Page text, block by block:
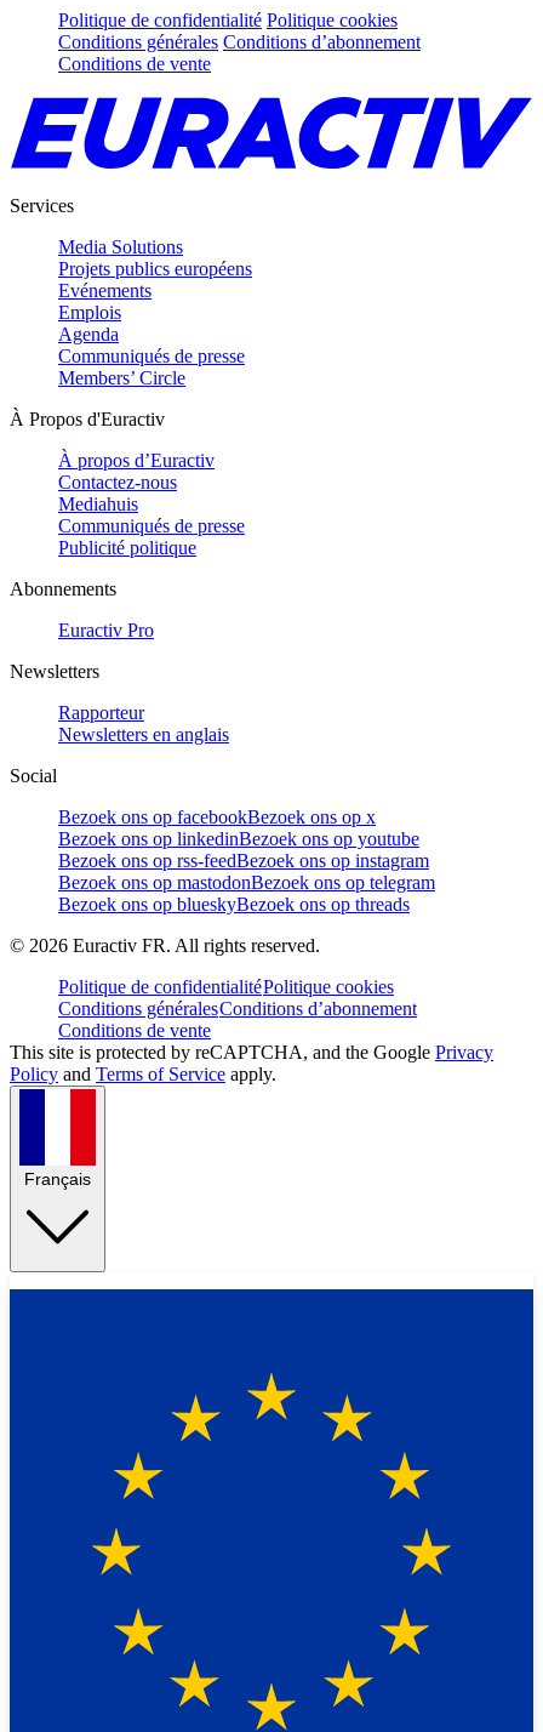
Politique de confidentialité Politique cookies
Conditions générales Conditions d’abonnement
Conditions de vente
Services
Media Solutions
Projets publics européens
Evénements
Emplois
Agenda
Communiqués de presse
Members’ Circle
À Propos d'Euractiv
À propos d’Euractiv
Contactez-nous
Mediahuis
Communiqués de presse
Publicité politique
Abonnements
Euractiv Pro
Newsletters
Rapporteur
Newsletters en anglais
Social
Bezoek ons op facebookBezoek ons op x
Bezoek ons op linkedinBezoek ons op youtube
Bezoek ons op rss-feedBezoek ons op instagram
Bezoek ons op mastodonBezoek ons op telegram
Bezoek ons op blueskyBezoek ons op threads
© 2026 Euractiv FR. All rights reserved.
Politique de confidentialitéPolitique cookies
Conditions généralesConditions d’abonnement
Conditions de vente
This site is protected by reCAPTCHA, and the Google Privacy
Policy and Terms of Service apply.
Français